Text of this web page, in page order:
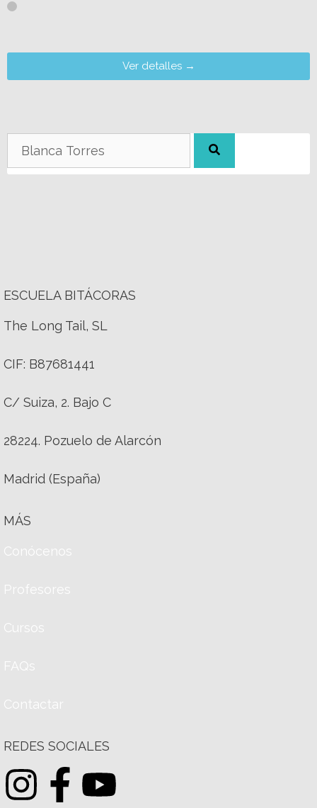
Ver detalles →
ESCUELA BITÁCORAS
The Long Tail, SL
CIF: B87681441
C/ Suiza, 2. Bajo C
28224. Pozuelo de Alarcón
Madrid (España)
MÁS
Conócenos
Profesores
Cursos
FAQs
Contactar
REDES SOCIALES